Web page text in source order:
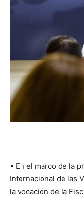
•⁠ ⁠En el marco de la
Internacional de las
la vocación de la